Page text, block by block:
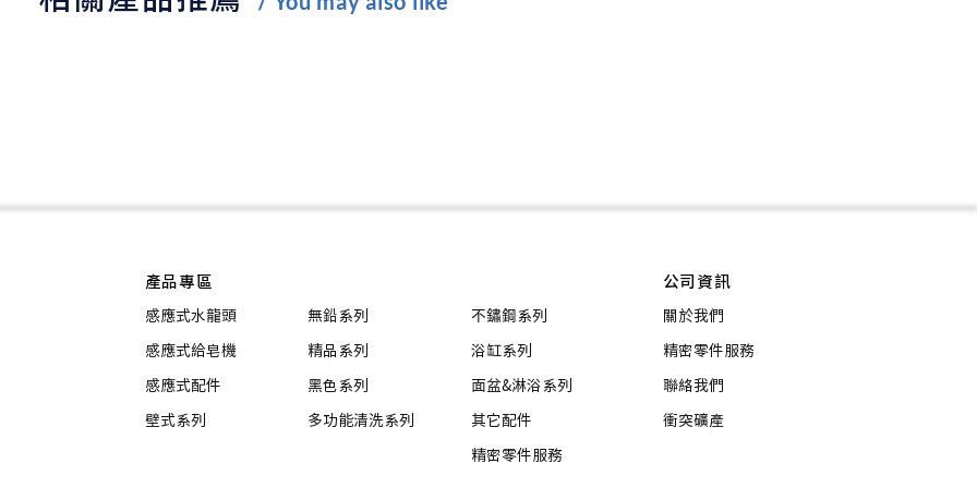
產品專區
感應式水龍頭
感應式給皂機
感應式配件
壁式系列
無鉛系列
精品系列
黑色系列
多功能清洗系列
不鏽鋼系列
浴缸系列
面盆&淋浴系列
其它配件
精密零件服務
公司資訊
關於我們
精密零件服務
聯絡我們
衝突礦產